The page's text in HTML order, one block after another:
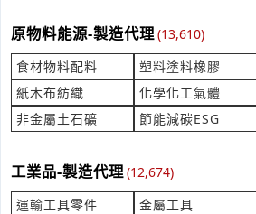
時間:08/07 17:13
***k0420@gmail.com
馬桶水箱破了，如能只需單獨更換水箱
產業:建物修繕拆除
來自:張OO 詢價
***y910505@yahoo.com.tw
社區大樓公安檢查申報
原物料能源-製造代理(13,610)
食材物料配料
塑料塗料橡膠
紙木布紡織
化學化工氣體
非金屬土石礦
節能減碳ESG
工業品-製造代理(12,674)
運輸工具零件
金屬工具